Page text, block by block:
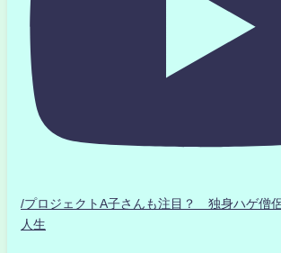
/プロジェクトA子さんも注目？ 独身ハゲ僧
人生